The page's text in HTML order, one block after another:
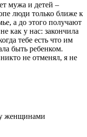
мужа и детей –
люди только ближе к
а до этого получают
как у нас: закончила
тебе есть что им
быть ребенком.
не отменял, я не
женщинами